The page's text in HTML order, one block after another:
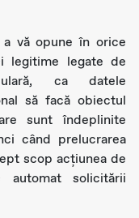
vă opune în orice
legitime legate de
ca datele
să facă obiectul
sunt îndeplinite
când prelucrarea
scop acțiunea de
solicitării